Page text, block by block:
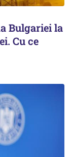
Bulgariei la
Cu ce